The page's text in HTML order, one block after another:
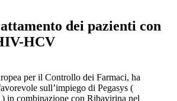
dei pazienti con
HCV
per il Controllo dei Farmaci, ha
sull’impiego di Pegasys (
in combinazione con Ribavirina nel